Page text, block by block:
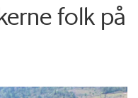
folk på